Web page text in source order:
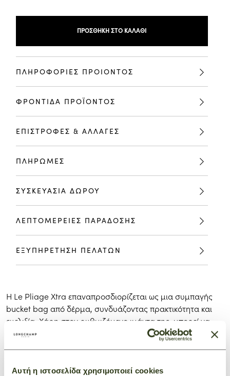
Αυτή η ιστοσελίδα χρησιμοποιεί cookies
ΠΡΟΣΘΉΚΗ ΣΤΟ ΚΑΛΆΘΙ
ΠΛΗΡΟΦΟΡΙΕΣ ΠΡΟΙΟΝΤΟΣ
ΦΡΟΝΤΙΔΑ ΠΡΟΪΟΝΤΟΣ
ΕΠΙΣΤΡΟΦΕΣ & ΑΛΛΑΓΕΣ
ΠΛΗΡΩΜΕΣ
ΣΥΣΚΕΥΑΣΙΑ ΔΩΡΟΥ
ΛΕΠΤΟΜΕΡΕΙΕΣ ΠΑΡΑΔΟΣΗΣ
ΕΞΥΠΗΡΕΤΗΣΗ ΠΕΛΑΤΩΝ
Η Le Pliage Xtra επαναπροσδιορίζεται ως μια συμπαγής
bucket bag από δέρμα, συνδυάζοντας πρακτικότητα και
ευελιξία. Χάρη στον ρυθμιζόμενο ιμάντα της, μπορεί να
φορεθεί χιαστί ή πάνω από τον ώμο. Διαθέτει επίσης μια
μπροστινή τσέπη, ιδανική για να βάζετε μέσα κάρτες ή
βέλτιστη ασφάλεια.